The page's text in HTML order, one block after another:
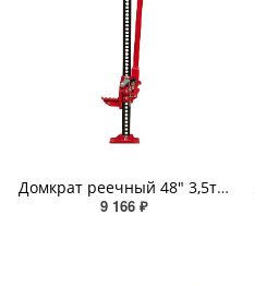
Домкрат реечный 48" 3,5т 130-1070 мм SKYWAY
9 166 ₽